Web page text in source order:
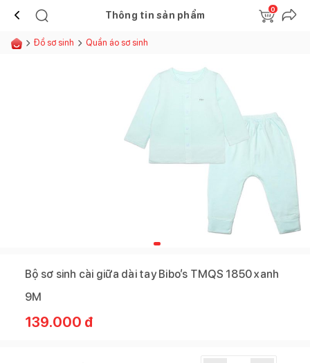
Thông tin sản phẩm
0
Đồ sơ sinh Quần áo sơ sinh
Bộ sơ sinh cài giữa dài tay Bibo’s TMQS 1850 xanh
9M
139.000 đ